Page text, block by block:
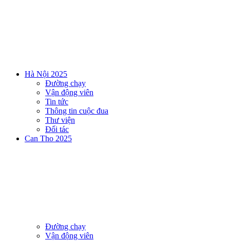
Hà Nội 2025
Đường chạy
Vận động viên
Tin tức
Thông tin cuộc đua
Thư viện
Đối tác
Can Tho 2025
Đường chạy
Vận động viên